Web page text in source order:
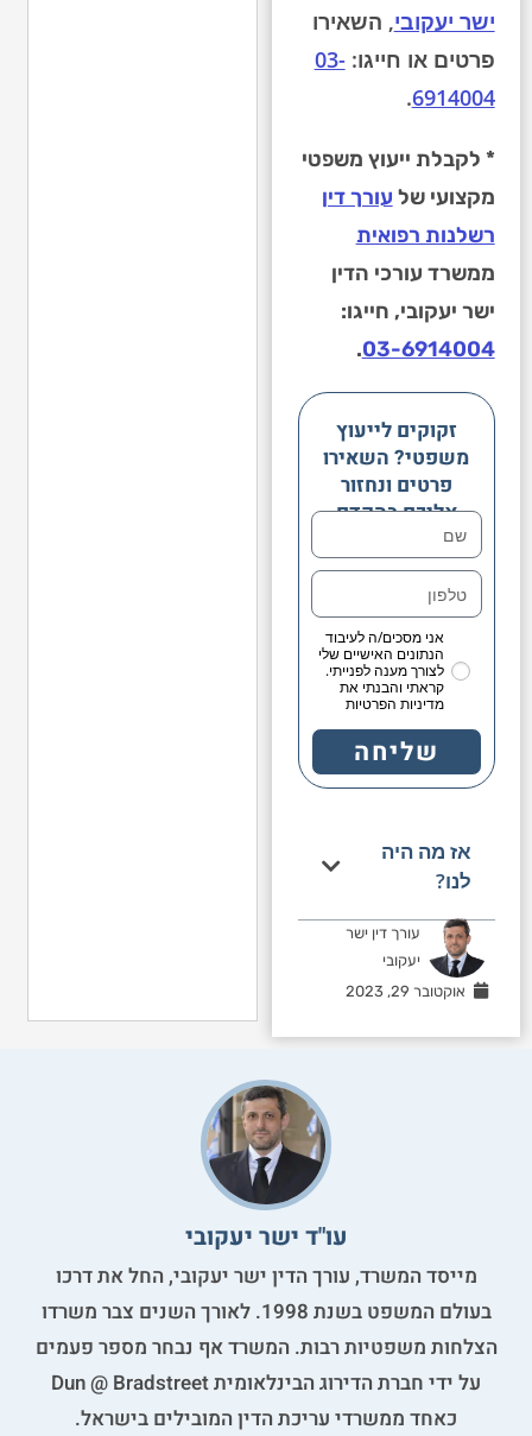
ישר יעקובי, השאירו
פרטים או חייגו:03-
6914004
.
* לקבלת ייעוץ משפטי
מקצועי של עורך דין
רשלנות רפואית
ממשרד עורכי הדין
ישר יעקובי, חייגו:
03-6914004
.
זקוקים לייעוץ
משפטי? השאירו
פרטים ונחזור
אליכם בהקדם
אני מסכים/ה לעיבוד
הנתונים האישיים שלי
לצורך מענה לפנייתי.
קראתי והבנתי את
מדיניות הפרטיות
שליחה
אז מה היה
לנו?
עורך דין ישר
יעקובי
אוקטובר 29, 2023
עו"ד ישר יעקובי
מייסד המשרד, עורך הדין ישר יעקובי, החל את דרכו
בעולם המשפט בשנת 1998. לאורך השנים צבר משרדו
הצלחות משפטיות רבות. המשרד אף נבחר מספר פעמים
על ידי חברת הדירוג הבינלאומית Dun @ Bradstreet
כאחד ממשרדי עריכת הדין המובילים בישראל.